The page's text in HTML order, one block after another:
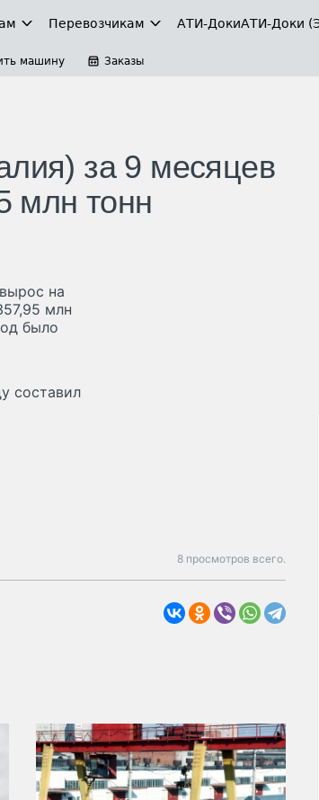
Перевозчикам АТИ-ДокиАТИ-Доки
машину Заказы
за 9 месяцев
млн тонн
на
млн
было
составил
8 просмотров всего.